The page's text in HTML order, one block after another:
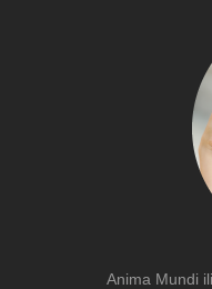
Anima Mundi